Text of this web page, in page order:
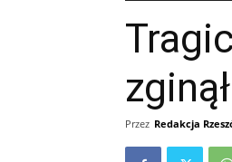
Przez Redakcja